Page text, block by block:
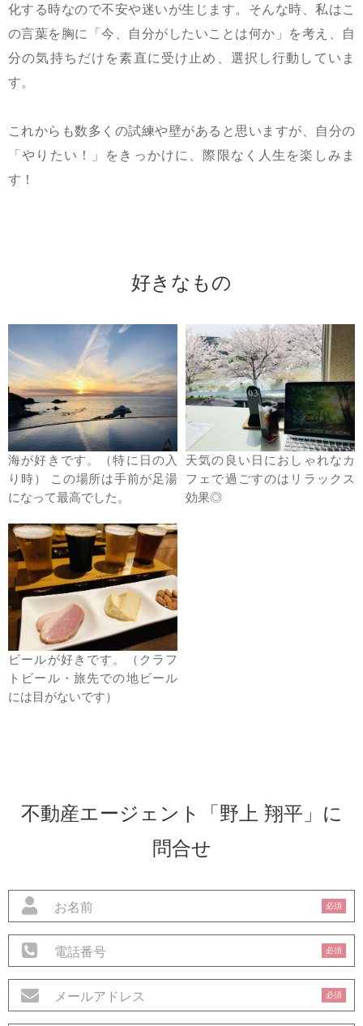
化する時なので不安や迷いが生じます。そんな時、私はこ
の言葉を胸に「今、自分がしたいことは何か」を考え、自
分の気持ちだけを素直に受け止め、選択し行動していま
す。
これからも数多くの試練や壁があると思いますが、自分の
「やりたい！」をきっかけに、際限なく人生を楽しみま
す！
好きなもの
海が好きです。（特に日の入
り時） この場所は手前が足湯
になって最高でした。
天気の良い日におしゃれなカ
フェで過ごすのはリラックス
効果◎
ビールが好きです。（クラフ
トビール・旅先での地ビール
には目がないです）
不動産エージェント「野上 翔平」に
問合せ
必須
必須
必須